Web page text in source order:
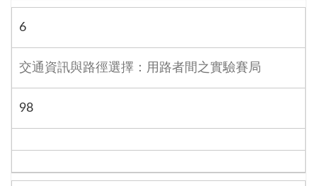
6
交通資訊與路徑選擇：用路者間之實驗賽局
98